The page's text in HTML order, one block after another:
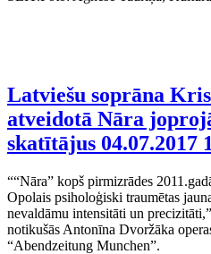
Latviešu soprāna
atveidotā Nāra
skatītājus 04.07.2017
““Nāra” kopš pirmizrādes
Opolais psiholoģiski traumētas
nevaldāmu intensitāti un
notikušās Antonīna Dvoržāka
“Abendzeitung Munchen”.